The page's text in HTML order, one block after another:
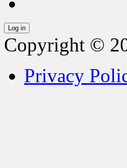
Copyright ©
Privacy